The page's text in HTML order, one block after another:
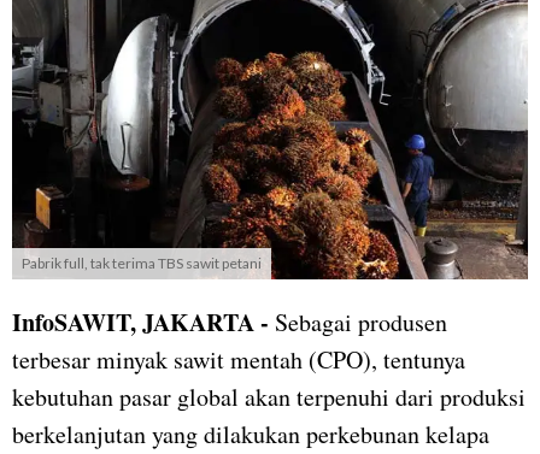
Pabrik full, tak terima TBS sawit petani
InfoSAWIT, JAKARTA - Sebagai produsen
terbesar minyak sawit mentah (CPO), tentunya
kebutuhan pasar global akan terpenuhi dari produksi
berkelanjutan yang dilakukan perkebunan kelapa